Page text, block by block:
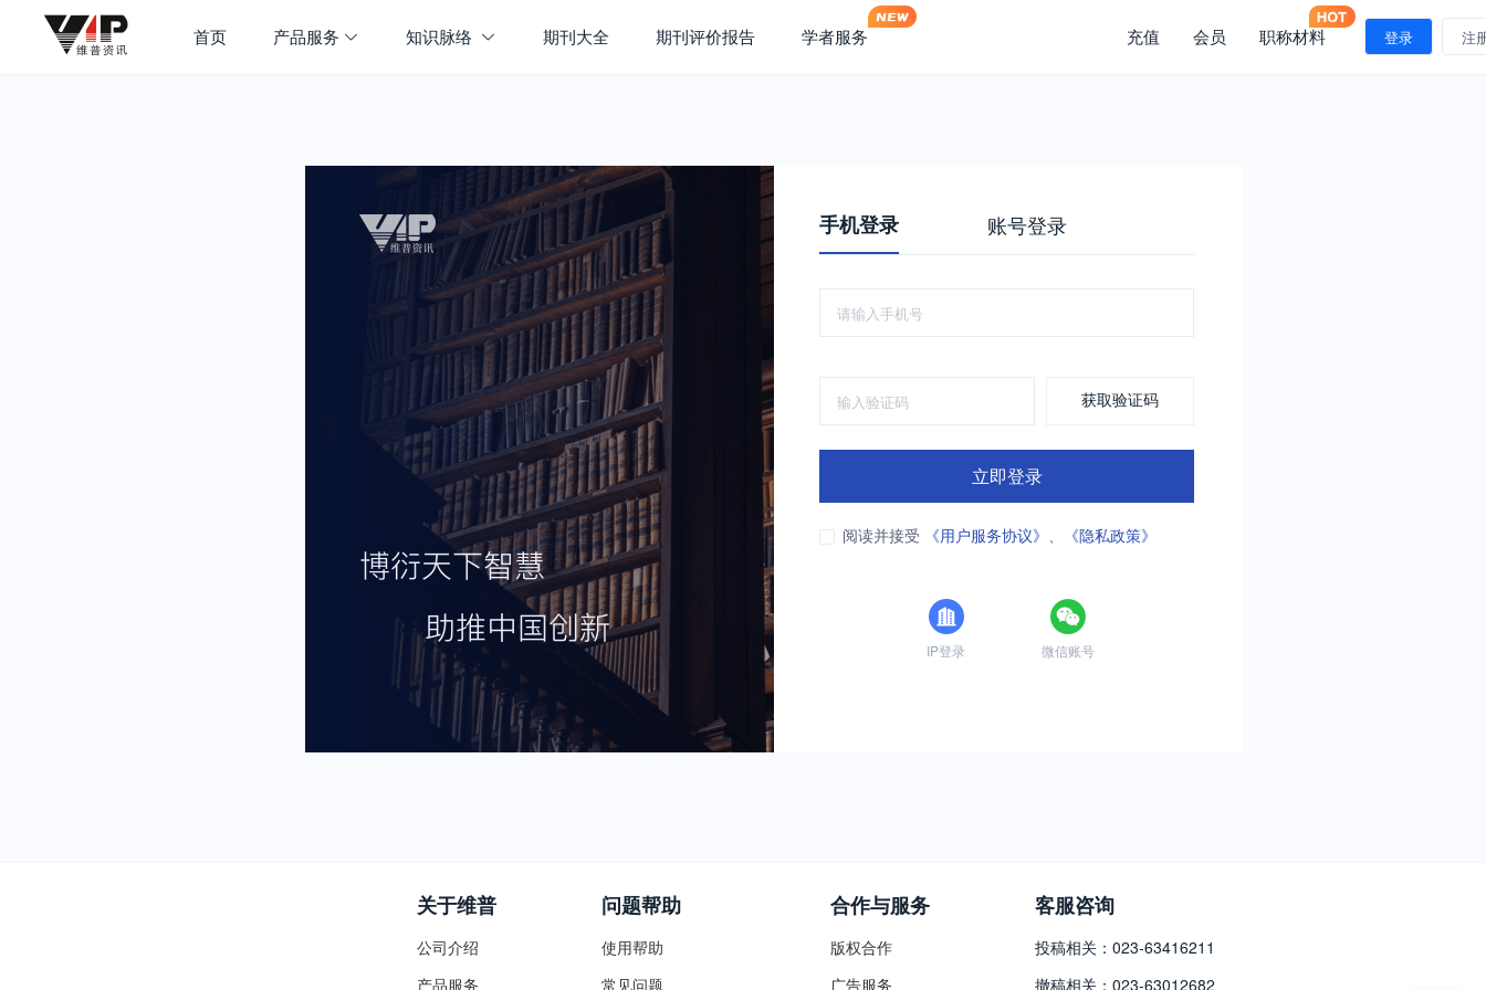
首页 产品服务 知识脉络 期刊大全 期刊评价报告 学者服务 充值 会员 职称材料 登录 注
手机登录 账号登录
获取验证码
立即登录
阅读并接受 《用户服务协议》 、 《隐私政策》
IP登录 微信账号
关于维普
公司介绍
产品服务
问题帮助
使用帮助
常见问题
合作与服务
版权合作
广告服务
客服咨询
投稿相关：023-63416211
撤稿相关：023-63012682